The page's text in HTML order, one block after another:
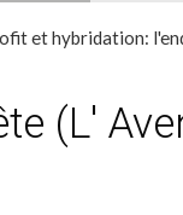
et hybridation:
(L'